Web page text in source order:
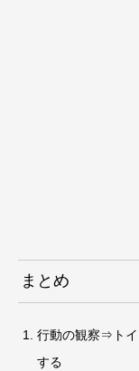
まとめ
行動の観察⇒トイ
する